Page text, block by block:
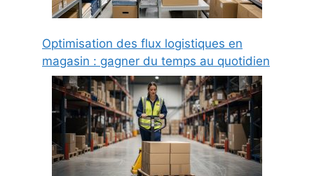
Optimisation des flux logistiques en
magasin : gagner du temps au quotidien